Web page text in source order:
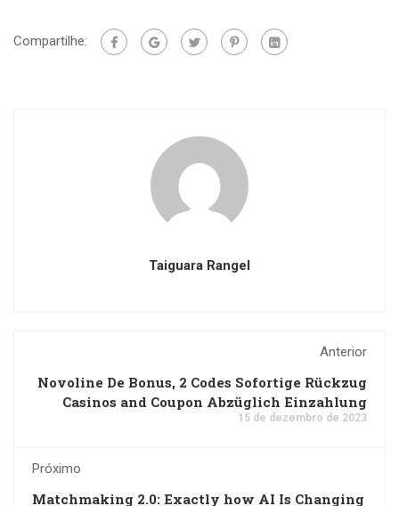
Compartilhe:
Taiguara Rangel
Anterior
Novoline De Bonus, 2 Codes Sofortige Rückzug
Casinos and Coupon Abzüglich Einzahlung
15 de dezembro de 2023
Próximo
Matchmaking 2.0: Exactly how AI Is Changing